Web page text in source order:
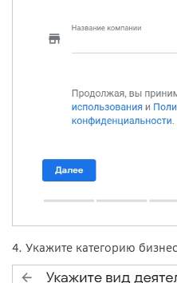
4. Укажите категорию